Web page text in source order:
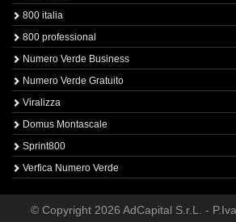
800 italia
800 professional
Numero Verde Business
Numero Verde Gratuito
Viralizza
Domus Montascale
Sprint800
Verfica Numero Verde
© Copyright 2026 AdCapital S.r.L. -